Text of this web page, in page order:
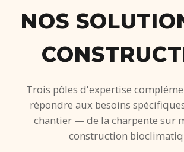
NOS
Trois pôles d'expertise
répondre aux besoins
chantier — de la charpente sur
construction